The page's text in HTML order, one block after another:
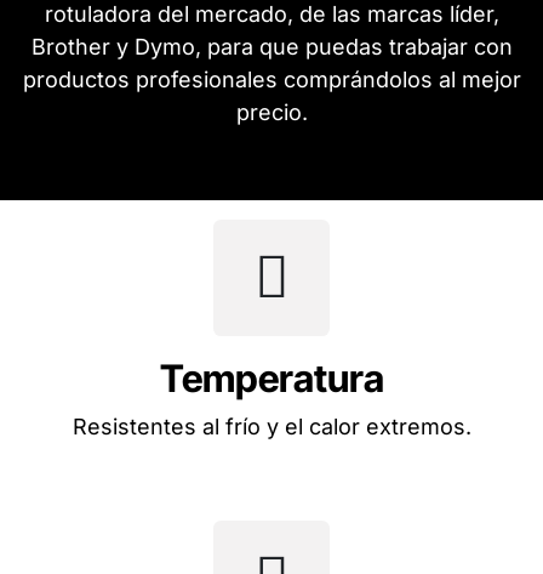
rotuladora del mercado, de las marcas líder,
Brother y Dymo, para que puedas trabajar con
productos profesionales comprándolos al mejor
precio.
Temperatura
Resistentes al frío y el calor extremos.